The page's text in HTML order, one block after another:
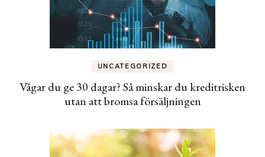
UNCATEGORIZED
Vågar du ge 30 dagar? Så minskar du kreditrisken
utan att bromsa försäljningen